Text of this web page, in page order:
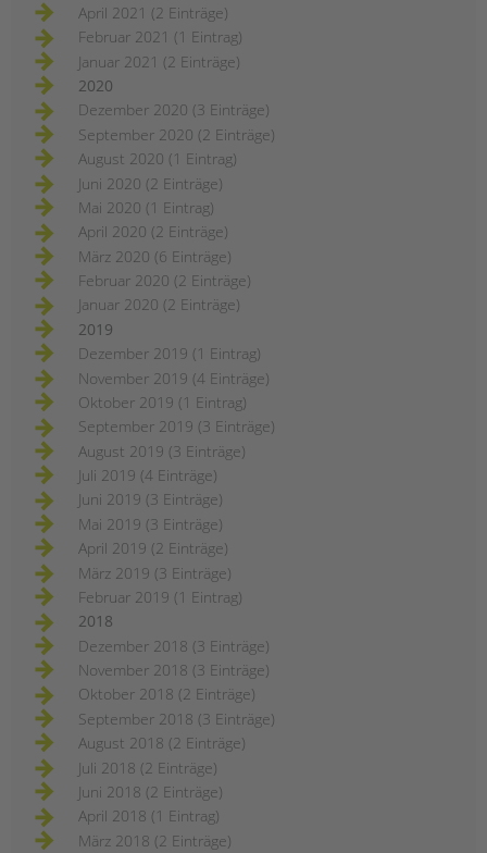
April 2021 (2 Einträge)
Februar 2021 (1 Eintrag)
Januar 2021 (2 Einträge)
2020
Dezember 2020 (3 Einträge)
September 2020 (2 Einträge)
August 2020 (1 Eintrag)
Juni 2020 (2 Einträge)
Mai 2020 (1 Eintrag)
April 2020 (2 Einträge)
März 2020 (6 Einträge)
Februar 2020 (2 Einträge)
Januar 2020 (2 Einträge)
2019
Dezember 2019 (1 Eintrag)
November 2019 (4 Einträge)
Oktober 2019 (1 Eintrag)
September 2019 (3 Einträge)
August 2019 (3 Einträge)
Juli 2019 (4 Einträge)
Juni 2019 (3 Einträge)
Mai 2019 (3 Einträge)
April 2019 (2 Einträge)
März 2019 (3 Einträge)
Februar 2019 (1 Eintrag)
2018
Dezember 2018 (3 Einträge)
November 2018 (3 Einträge)
Oktober 2018 (2 Einträge)
September 2018 (3 Einträge)
August 2018 (2 Einträge)
Juli 2018 (2 Einträge)
Juni 2018 (2 Einträge)
April 2018 (1 Eintrag)
März 2018 (2 Einträge)